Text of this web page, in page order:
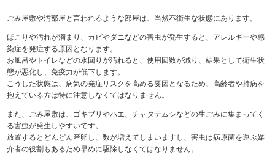
ごみ屋敷や汚部屋と言われるような部屋は、当然不衛生な状態にあります。
ほこりや汚れが溜まり、カビやダニなどの害虫が発生すると、アレルギーや感
染症を発症する原因となります。
お風呂やトイレなどの水回りが汚れると、使用回数が減り、結果として衛生状
態が悪化し、免疫力が低下します。
こうした状態は、病気の発症リスクを高める要因となるため、高齢者や持病を
抱えている方は特に注意しなくてはなりません。
また、ごみ屋敷は、ゴキブリやハエ、チャタテムシなどの生ごみに集まってく
る害虫が発生しやすいです。
放置するとどんどん産卵し、数が増えてしまいますし、害虫は病原菌を運ぶ媒
介者の役割もあるため早めに駆除しなくてはなりません。